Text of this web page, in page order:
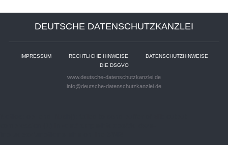
DEUTSCHE DATENSCHUTZKANZLEI
IMPRESSUM RECHTLICHE HINWEISE
DATENSCHUTZHINWEISE
DIE DSGVO
www.deutsche-datenschutzkanzlei.de
info@deutsche-datenschutzkanzlei.de